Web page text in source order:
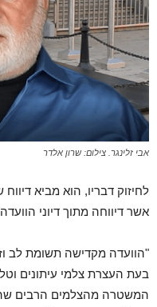
אבי זלינגר. צילום: שרון אלדר
לחיזוק דבריו, הוא מביא
אשר דיווחה מתוך דיוני
"הוועדה מקדישה תשומת לב
בעת העצרת צלמי עיתונים
המשטרה מהצלמים הרבים